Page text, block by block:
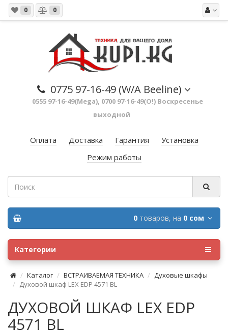
0 0
0775 97-16-49 (W/A Beeline)
0555 97-16-49(Mega), 0700 97-16-49(O!) Воскресенье
выходной
Оплата Доставка Гарантия
Установка
Режим работы
0 товаров, на 0 сом
Категории
Каталог ВСТРАИВАЕМАЯ ТЕХНИКА
Духовые шкафы
Духовой шкаф LEX EDP 4571 BL
ДУХОВОЙ ШКАФ LEX EDP
4571 BL